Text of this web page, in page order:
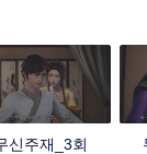
임무를 짊어지고,
신주재_3회